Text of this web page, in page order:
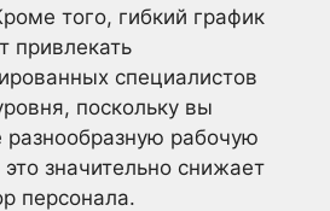
того, гибкий график
привлекать
специалистов
поскольку вы
разнообразную рабочую
значительно снижает
персонала.